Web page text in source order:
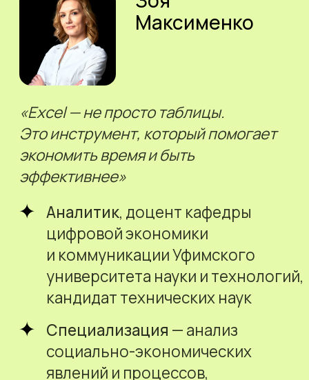
Республика Казахстан, г. Алматы,
ул. Тимирязева, д. 38/1, 2 этаж, 7 офис
БИН: 210140019844
© ТОО «Ньюскилз», 2026